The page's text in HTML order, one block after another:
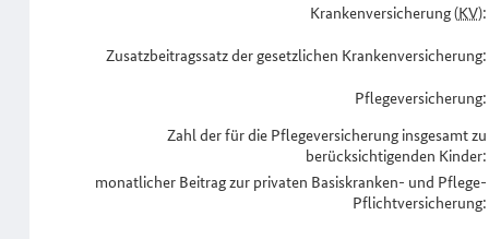
Krankenversicherung (KV):
Zusatzbeitragssatz der gesetzlichen Krankenversicherung:
Pflegeversicherung:
Zahl der für die Pflegeversicherung insgesamt zu
berücksichtigenden Kinder:
monatlicher Beitrag zur privaten Basiskranken- und Pflege-
Pflichtversicherung: